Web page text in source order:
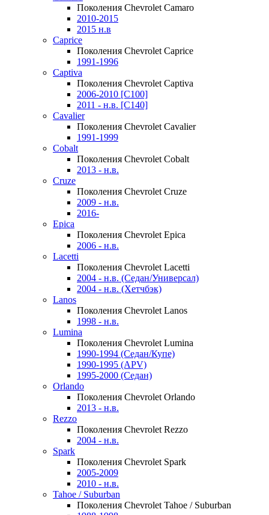
Поколения Chevrolet Camaro
2010-2015
2015 н.в
Caprice
Поколения Chevrolet Caprice
1991-1996
Captiva
Поколения Chevrolet Captiva
2006-2010 [C100]
2011 - н.в. [C140]
Cavalier
Поколения Chevrolet Cavalier
1991-1999
Cobalt
Поколения Chevrolet Cobalt
2013 - н.в.
Cruze
Поколения Chevrolet Cruze
2009 - н.в.
2016-
Epica
Поколения Chevrolet Epica
2006 - н.в.
Lacetti
Поколения Chevrolet Lacetti
2004 - н.в. (Седан/Универсал)
2004 - н.в. (Хетчбэк)
Lanos
Поколения Chevrolet Lanos
1998 - н.в.
Lumina
Поколения Chevrolet Lumina
1990-1994 (Седан/Купе)
1990-1995 (APV)
1995-2000 (Седан)
Orlando
Поколения Chevrolet Orlando
2013 - н.в.
Rezzo
Поколения Chevrolet Rezzo
2004 - н.в.
Spark
Поколения Chevrolet Spark
2005-2009
2010 - н.в.
Tahoe / Suburban
Поколения Chevrolet Tahoe / Suburban